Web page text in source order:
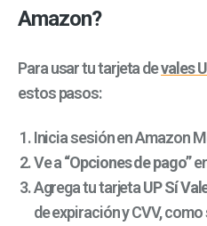
Amazon?
Para usar tu tarjeta devales
estos pasos:
Inicia sesión en Amazon
Ve a“Opciones de pago”
Agrega tu tarjetaUP Sí
de expiración y CVV,